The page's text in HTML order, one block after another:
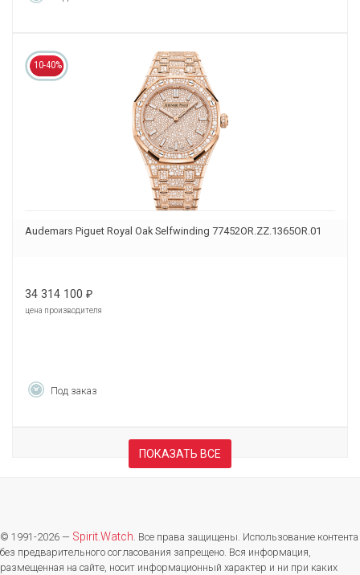
10-40%
Audemars Piguet Royal Oak Selfwinding 77452OR.ZZ.1365OR.01
34 314 100 ₽
цена производителя
Под заказ
ПОКАЗАТЬ ВСЕ
© 1991-2026 — Spirit.Watch. Все права защищены. Использование контента
без предварительного согласования запрещено. Вся информация,
размещенная на сайте, носит информационный характер и ни при каких